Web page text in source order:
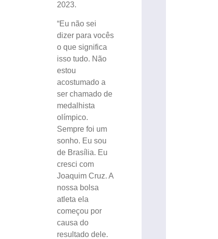
2023.
“Eu não sei
dizer para vocês
o que significa
isso tudo. Não
estou
acostumado a
ser chamado de
medalhista
olímpico.
Sempre foi um
sonho. Eu sou
de Brasília. Eu
cresci com
Joaquim Cruz. A
nossa bolsa
atleta ela
começou por
causa do
resultado dele.